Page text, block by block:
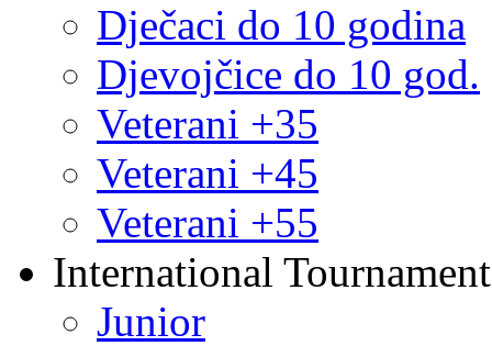
Dječaci do 10 godina
Djevojčice do 10 god.
Veterani +35
Veterani +45
Veterani +55
International
Junior